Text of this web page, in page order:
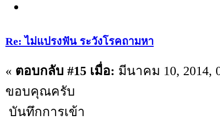
Re: ไม่แปรงฟัน ระวังโรคถามหา
« ตอบกลับ #15 เมื่อ: มีนาคม 10, 2014,
ขอบคุณครับ
บันทึกการเข้า